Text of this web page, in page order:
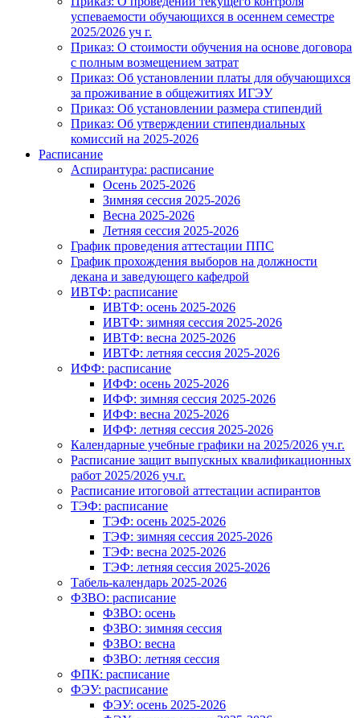
успеваемости обучающихся в осеннем семестре
2025/2026 уч г.
Приказ: О стоимости обучения на основе договора
с полным возмещением затрат
Приказ: Об установлении платы для обучающихся
за проживание в общежитиях ИГЭУ
Приказ: Об установлении размера стипендий
Приказ: Об утверждении стипендиальных
комиссий на 2025-2026
Расписание
Аспирантура: расписание
Осень 2025-2026
Зимняя сессия 2025-2026
Весна 2025-2026
Летняя сессия 2025-2026
График проведения аттестации ППС
График прохождения выборов на должности
декана и заведующего кафедрой
ИВТФ: расписание
ИВТФ: осень 2025-2026
ИВТФ: зимняя сессия 2025-2026
ИВТФ: весна 2025-2026
ИВТФ: летняя сессия 2025-2026
ИФФ: расписание
ИФФ: осень 2025-2026
ИФФ: зимняя сессия 2025-2026
ИФФ: весна 2025-2026
ИФФ: летняя сессия 2025-2026
Календарные учебные графики на 2025/2026 уч.г.
Расписание защит выпускных квалификационных
работ 2025/2026 уч.г.
Расписание итоговой аттестации аспирантов
ТЭФ: расписание
ТЭФ: осень 2025-2026
ТЭФ: зимняя сессия 2025-2026
ТЭФ: весна 2025-2026
ТЭФ: летняя сессия 2025-2026
Табель-календарь 2025-2026
ФЗВО: расписание
ФЗВО: осень
ФЗВО: зимняя сессия
ФЗВО: весна
ФЗВО: летняя сессия
ФПК: расписание
ФЭУ: расписание
ФЭУ: осень 2025-2026